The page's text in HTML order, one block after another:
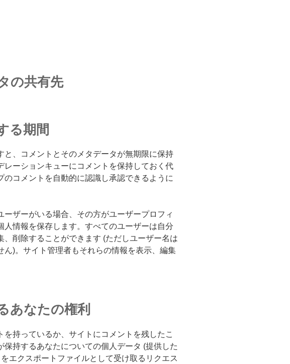
の共有先
る期間
と、コメントとそのメタデータが無期限に保持
レーションキューにコメントを保持しておく代
のコメントを自動的に認識し承認できるように
ーザーがいる場合、その方がユーザープロフィ
人情報を保存します。すべてのユーザーは自分
、削除することができます (ただしユーザー名は
ん)。サイト管理者もそれらの情報を表示、編集
あなたの権利
を持っているか、サイトにコメントを残したこ
保持するあなたについての個人データ (提供した
エクスポートファイルとして受け取るリクエス